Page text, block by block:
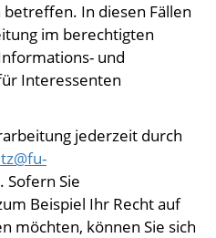
In diesen Fällen
im berechtigten
und
Interessenten
jederzeit durch
Sofern Sie
Beispiel Ihr Recht auf
möchten, können Sie sich